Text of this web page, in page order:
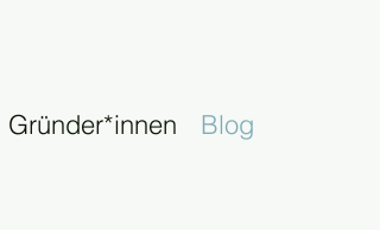
Gründer*innen Blog